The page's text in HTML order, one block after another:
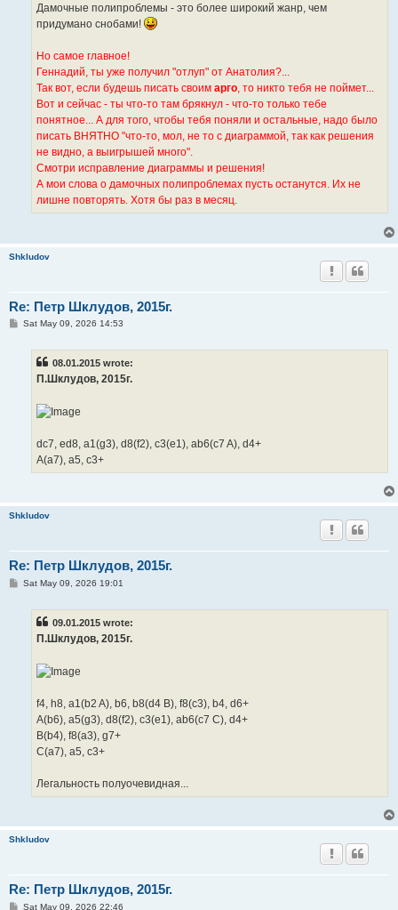
Дамочные полипроблемы - это более широкий жанр, чем
придумано снобами!
Но самое главное!
Геннадий, ты уже получил "отлуп" от Анатолия?...
Так вот, если будешь писать своим арго, то никто тебя не поймет...
Вот и сейчас - ты что-то там брякнул - что-то только тебе
понятное... А для того, чтобы тебя поняли и остальные, надо было
писать ВНЯТНО "что-то, мол, не то с диаграммой, так как решения
не видно, а выигрышей много".
Смотри исправление диаграммы и решения!
А мои слова о дамочных полипроблемах пусть останутся. Их не
лишне повторять. Хотя бы раз в месяц.
Shkludov
Re: Петр Шклудов, 2015г.
PSat May 09, 2026 14:53
08.01.2015 wrote:
П.Шклудов, 2015г.
dc7, ed8, a1(g3), d8(f2), c3(e1), ab6(c7 A), d4+
A(a7), a5, c3+
Shkludov
Re: Петр Шклудов, 2015г.
PSat May 09, 2026 19:01
09.01.2015 wrote:
П.Шклудов, 2015г.
f4, h8, a1(b2 A), b6, b8(d4 B), f8(c3), b4, d6+
A(b6), a5(g3), d8(f2), c3(e1), ab6(c7 C), d4+
B(b4), f8(a3), g7+
C(a7), a5, c3+
Легальность полуочевидная...
Shkludov
Re: Петр Шклудов, 2015г.
PSat May 09, 2026 22:46